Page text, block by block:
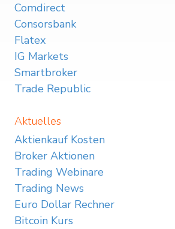
Comdirect
Consorsbank
Flatex
IG Markets
Smartbroker
Trade Republic
Aktuelles
Aktienkauf Kosten
Broker Aktionen
Trading Webinare
Trading News
Euro Dollar Rechner
Bitcoin Kurs